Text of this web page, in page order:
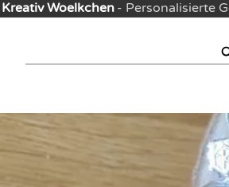
Kreativ Woelkchen - Personalisierte